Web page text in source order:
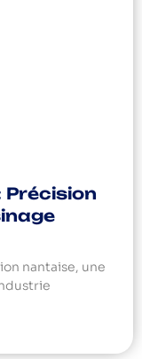
Précision
nantaise, une